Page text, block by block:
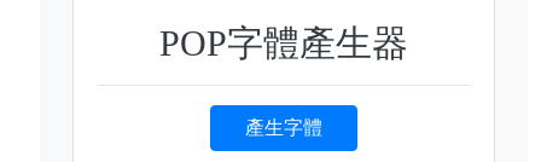
POP字體產生器
產生字體